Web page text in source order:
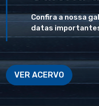
Confira a nossa
datas importantes
VER ACERVO